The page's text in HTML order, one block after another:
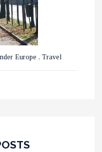
Europe , Travel